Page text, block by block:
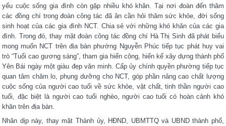
yếu cuộc sống gia đình còn gặp nhiều khó khăn. Tại nơi đoàn đến thăm
các đồng chí trong đoàn công tác đã ân cần hỏi thăm sức khỏe, đời sống
sinh hoạt của các gia đình NCT. Chia sẻ với những khó khăn của các gia
đình. Trong đó, thay mặt đoàn công tác đồng chí Hà Thị Sinh đã phát biểu
mong muốn NCT trên địa bàn phường Nguyễn Phúc tiếp tục phát huy vai
trò “Tuổi cao gương sáng”, tham gia hiến công, hiến kế xây dựng thành phố
Yên Bái ngày một giàu đẹp văn minh. Cấp ủy chính quyền phường tiếp tục
quan tâm chăm lo, phụng dưỡng cho NCT, góp phần nâng cao chất lượng
cuộc sống của người cao tuổi về sức khỏe, vật chất, tinh thần người cao
tuổi, đặc biệt là người cao tuổi nghèo, người cao tuổi có hoàn cảnh khó
khăn trên địa bàn.
Nhân dịp này, thay mặt Thành ủy, HĐND, UBMTTQ và UBND thành phố,